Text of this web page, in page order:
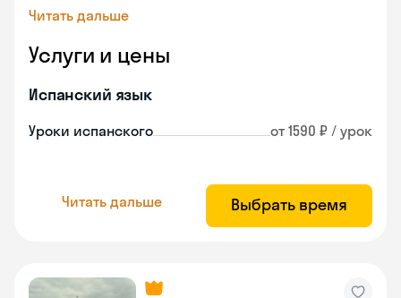
Читать дальше
Услуги и цены
Испанский язык
Уроки испанского от 1590 ₽ / урок
Читать дальше Выбрать время